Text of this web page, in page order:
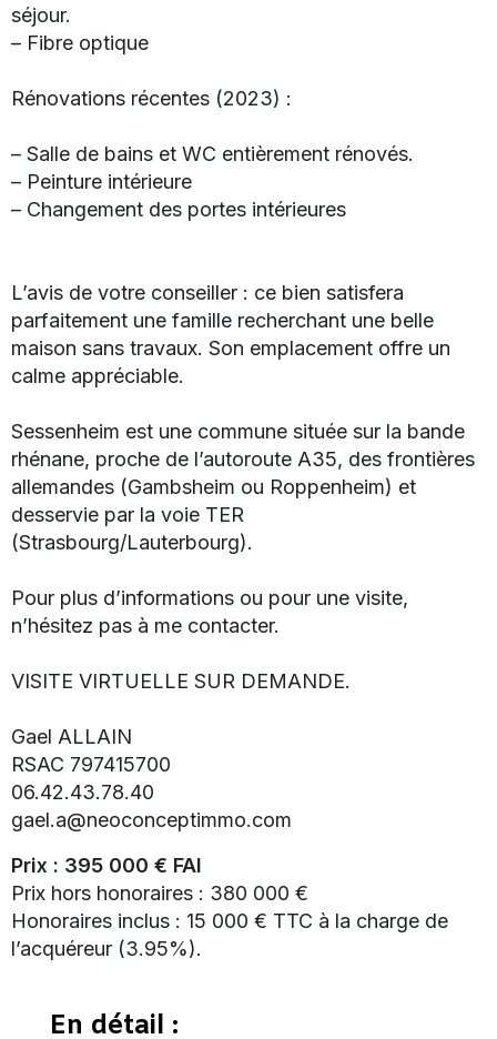
séjour.
– Fibre optique
Rénovations récentes (2023) :
– Salle de bains et WC entièrement rénovés.
– Peinture intérieure
– Changement des portes intérieures
L’avis de votre conseiller : ce bien satisfera
parfaitement une famille recherchant une belle
maison sans travaux. Son emplacement offre un
calme appréciable.
Sessenheim est une commune située sur la bande
rhénane, proche de l’autoroute A35, des frontières
allemandes (Gambsheim ou Roppenheim) et
desservie par la voie TER
(Strasbourg/Lauterbourg).
Pour plus d’informations ou pour une visite,
n’hésitez pas à me contacter.
VISITE VIRTUELLE SUR DEMANDE.
Gael ALLAIN
RSAC 797415700
06.42.43.78.40
gael.a@neoconceptimmo.com
Prix : 395 000 € FAI
Prix hors honoraires : 380 000 €
Honoraires inclus : 15 000 € TTC à la charge de
l’acquéreur (3.95%).
En détail :